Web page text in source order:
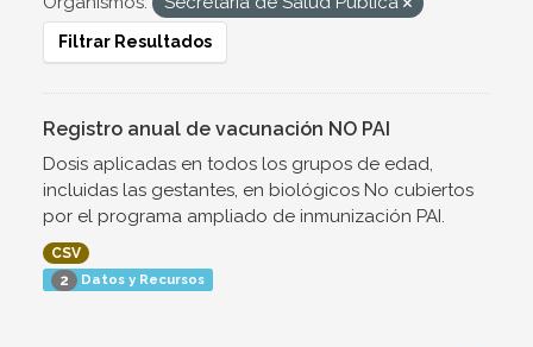
Filtrar Resultados
Registro anual de vacunación NO PAI
Dosis aplicadas en todos los grupos de edad,
incluidas las gestantes, en biológicos No cubiertos
por el programa ampliado de inmunización PAI.
CSV
2 Datos y Recursos